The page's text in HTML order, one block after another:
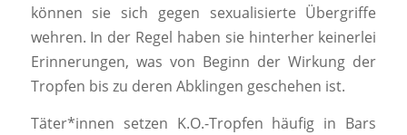
können sie sich gegen sexualisierte Übergriffe
wehren. In der Regel haben sie hinterher keinerlei
Erinnerungen, was von Beginn der Wirkung der
Tropfen bis zu deren Abklingen geschehen ist.
Täter*innen setzen K.O.-Tropfen häufig in Bars